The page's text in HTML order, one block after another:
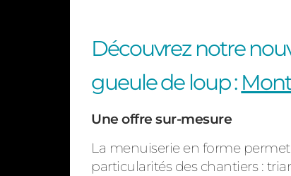
Découvrez notre
gueule de loup :
Une offre sur-mesure
La menuiserie en forme permet
particularités des chantiers :